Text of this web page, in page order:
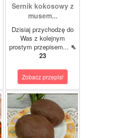
Sernik kokosowy z
musem...
Dzisiaj przychodzę do
Was z kolejnym
prostym przepisem... ⇖
23
Zobacz przepis!